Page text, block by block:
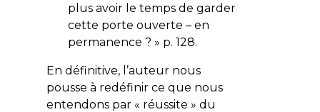
plus avoir le temps de garder
cette porte ouverte – en
permanence ? » p. 128.
En définitive, l’auteur nous
pousse à redéfinir ce que nous
entendons par « réussite » du